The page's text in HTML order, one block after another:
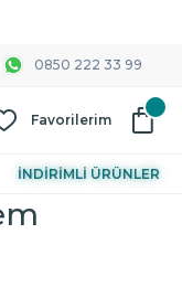
0850 222 33 99
Favorilerim
İNDİRİMLİ ÜRÜNLER